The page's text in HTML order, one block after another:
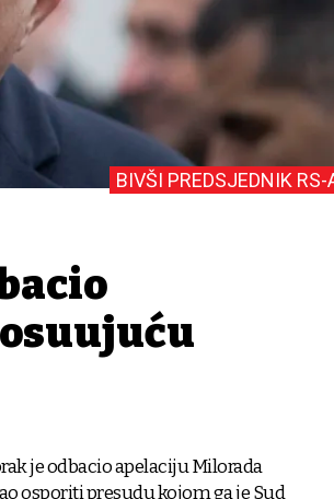
BIVŠI PREDSJEDNIK RS-
je odbacio apelaciju Milorada
osporiti presudu kojom ga je Sud